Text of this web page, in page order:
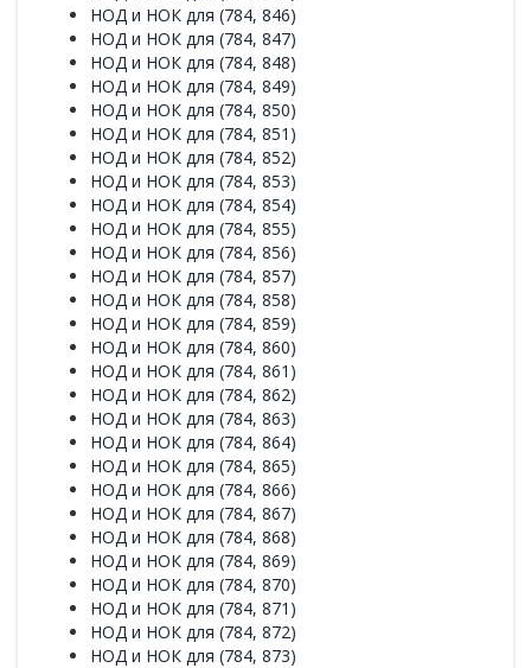
НОД и НОК для (784, 846)
НОД и НОК для (784, 847)
НОД и НОК для (784, 848)
НОД и НОК для (784, 849)
НОД и НОК для (784, 850)
НОД и НОК для (784, 851)
НОД и НОК для (784, 852)
НОД и НОК для (784, 853)
НОД и НОК для (784, 854)
НОД и НОК для (784, 855)
НОД и НОК для (784, 856)
НОД и НОК для (784, 857)
НОД и НОК для (784, 858)
НОД и НОК для (784, 859)
НОД и НОК для (784, 860)
НОД и НОК для (784, 861)
НОД и НОК для (784, 862)
НОД и НОК для (784, 863)
НОД и НОК для (784, 864)
НОД и НОК для (784, 865)
НОД и НОК для (784, 866)
НОД и НОК для (784, 867)
НОД и НОК для (784, 868)
НОД и НОК для (784, 869)
НОД и НОК для (784, 870)
НОД и НОК для (784, 871)
НОД и НОК для (784, 872)
НОД и НОК для (784, 873)